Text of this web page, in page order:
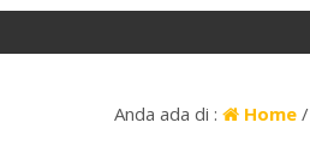
Anda ada di : Home/